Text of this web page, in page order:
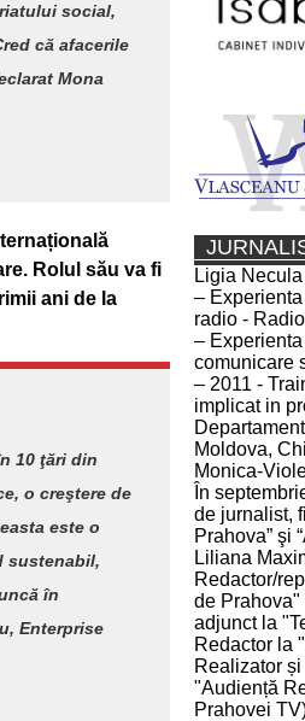
social,
că afacerile
Mona
Rolul său va fi
ani de la
10 ţări din
o creştere de
este o
sustenabil,
în
Enterprise
Ligia Necula
–
radio -
–
comunicare
– 2011 -
implicat in
Moldova,
Monica-
În
de jurnalist,
Prahova” şi
Liliana
Redactor/
de
adjunct la
Redactor la
Realizator
"Audiență
Prahovei